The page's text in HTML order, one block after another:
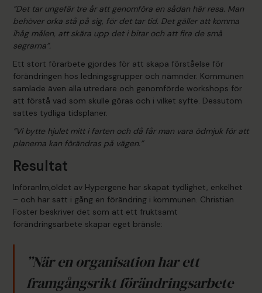
”Det tar ungefär tre år att genomföra en sådan här resa. Man
behöver orka stå på sig, för det tar tid. Det gäller att komma
ihåg målen, att skära upp det i bitar och att fira de små
segrarna”.
Ett stort förarbete gjordes för att skapa förståelse för
förändringen hos ledningsgrupper och nämnder. Kommunen
samlade även alla utredare och genomförde workshops för
att förstå vad som skulle göras och i vilket syfte. Dessutom
sattes tydliga tidsplaner.
”Vi bytte hjulet mitt i farten och då får man vara ödmjuk för att
planerna kan förändras på vägen.”
Resultat
Införanlm,öldet av Hypergene har skapat tydlighet, enkelhet
– och har satt i gång en förändring i kommunen. Christian
Foster beskriver det som att ett fruktsamt
förändringsarbete skapar eget bränsle:
”När en organisation har ett
framgångsrikt förändringsarbete